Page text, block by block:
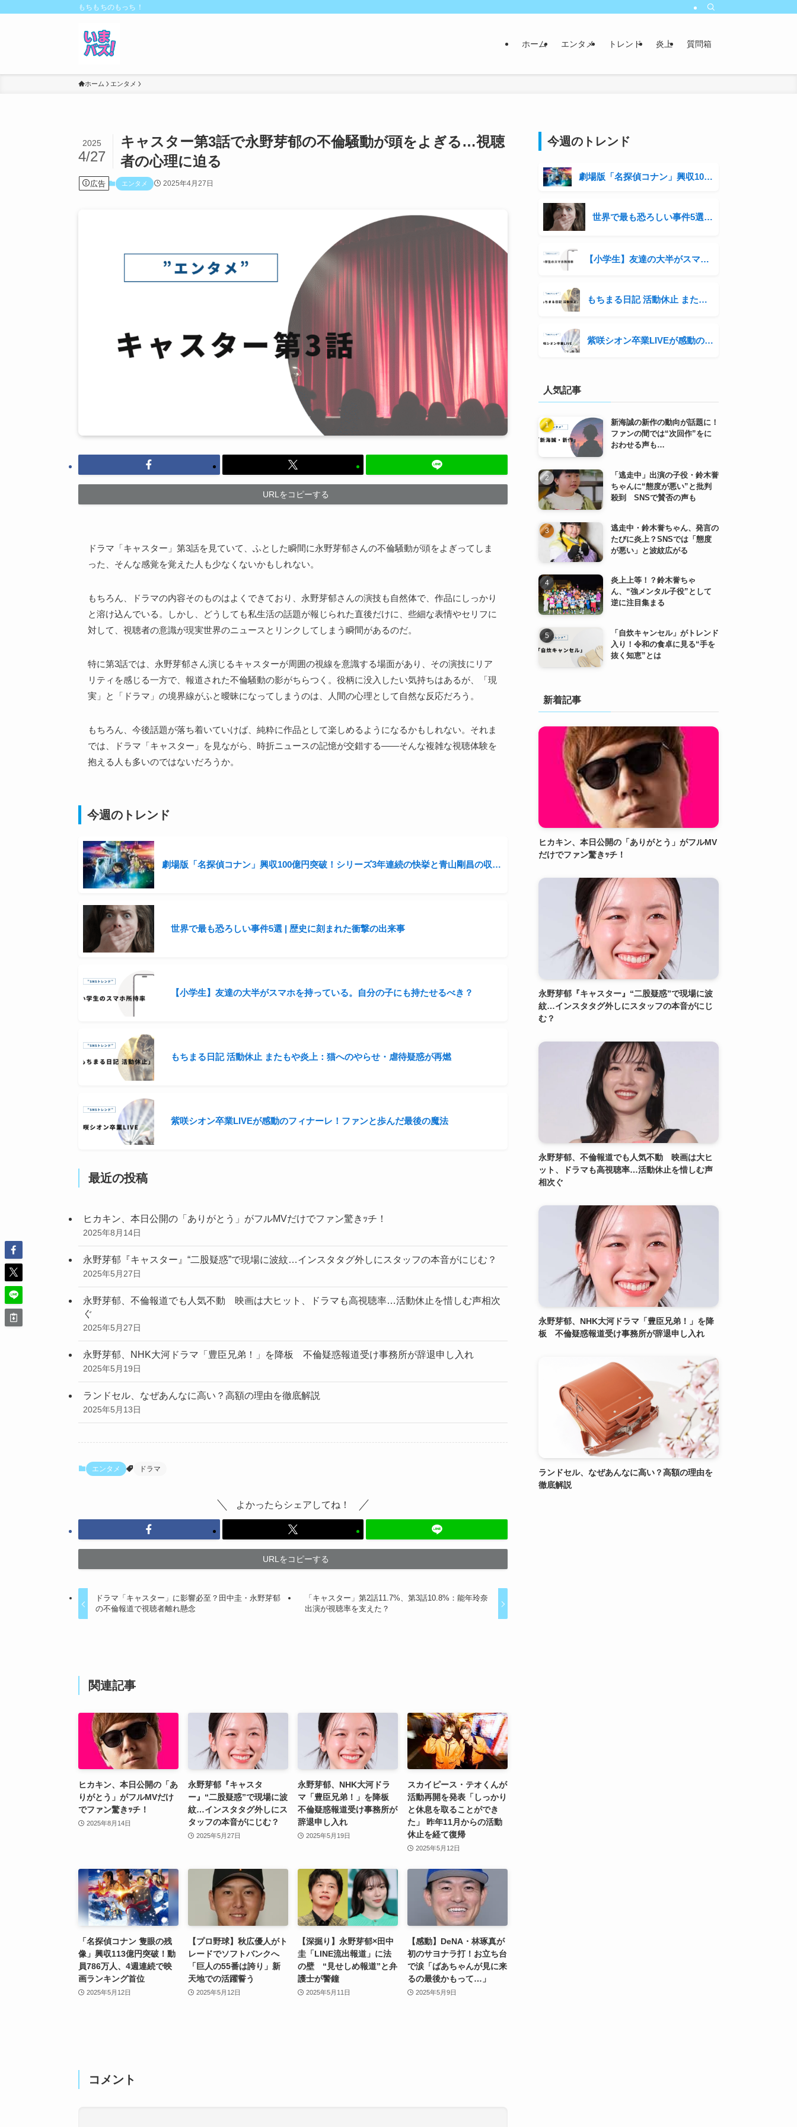
もちもちのもっち！
ホーム エンタメ トレンド 炎上 質問箱
ホーム エンタメ
キャスター第3話で永野芽郁の不倫騒動が頭をよぎる…視聴
者の心理に迫る
2025
4/27
広告 エンタメ 2025年4月27日
URLをコピーする
ドラマ「キャスター」第3話を見ていて、ふとした瞬間に永野芽郁さんの不倫騒動が頭をよぎってしま
った、そんな感覚を覚えた人も少なくないかもしれない。
もちろん、ドラマの内容そのものはよくできており、永野芽郁さんの演技も自然体で、作品にしっかり
と溶け込んでいる。しかし、どうしても私生活の話題が報じられた直後だけに、些細な表情やセリフに
対して、視聴者の意識が現実世界のニュースとリンクしてしまう瞬間があるのだ。
特に第3話では、永野芽郁さん演じるキャスターが周囲の視線を意識する場面があり、その演技にリア
リティを感じる一方で、報道された不倫騒動の影がちらつく。役柄に没入したい気持ちはあるが、「現
実」と「ドラマ」の境界線がふと曖昧になってしまうのは、人間の心理として自然な反応だろう。
もちろん、今後話題が落ち着いていけば、純粋に作品として楽しめるようになるかもしれない。それま
では、ドラマ「キャスター」を見ながら、時折ニュースの記憶が交錯する——そんな複雑な視聴体験を
抱える人も多いのではないだろうか。
今週のトレンド
劇場版「名探偵コナン」興収100億円突破！シリーズ3年連続の快挙と青山剛昌の収入事情に迫る
世界で最も恐ろしい事件5選 | 歴史に刻まれた衝撃の出来事
【小学生】友達の大半がスマホを持っている。自分の子にも持たせるべき？
もちまる日記 活動休止 またもや炎上：猫へのやらせ・虐待疑惑が再燃
紫咲シオン卒業LIVEが感動のフィナーレ！ファンと歩んだ最後の魔法
最近の投稿
ヒカキン、本日公開の「ありがとう」がフルMVだけでファン驚きｯチ！
2025年8月14日
永野芽郁『キャスター』“二股疑惑”で現場に波紋…インスタタグ外しにスタッフの本音がにじむ？
2025年5月27日
永野芽郁、不倫報道でも人気不動 映画は大ヒット、ドラマも高視聴率…活動休止を惜しむ声相次
ぐ
2025年5月27日
永野芽郁、NHK大河ドラマ「豊臣兄弟！」を降板 不倫疑惑報道受け事務所が辞退申し入れ
2025年5月19日
ランドセル、なぜあんなに高い？高額の理由を徹底解説
2025年5月13日
エンタメ ドラマ
よかったらシェアしてね！
URLをコピーする
ドラマ「キャスター」に影響必至？田中圭・永野芽郁
の不倫報道で視聴者離れ懸念
「キャスター」第2話11.7%、第3話10.8%：能年玲奈
出演が視聴率を支えた？
関連記事
ヒカキン、本日公開の「あ
りがとう」がフルMVだけ
でファン驚きｯチ！
2025年8月14日
永野芽郁『キャスタ
ー』“二股疑惑”で現場に波
紋…インスタタグ外しにス
タッフの本音がにじむ？
2025年5月27日
永野芽郁、NHK大河ドラ
マ「豊臣兄弟！」を降板
不倫疑惑報道受け事務所が
辞退申し入れ
2025年5月19日
スカイピース・テオくんが
活動再開を発表「しっかり
と休息を取ることができ
た」 昨年11月からの活動
休止を経て復帰
2025年5月12日
「名探偵コナン 隻眼の残
像」興収113億円突破！動
員786万人、4週連続で映
画ランキング首位
2025年5月12日
【プロ野球】秋広優人がト
レードでソフトバンクへ
「巨人の55番は誇り」新
天地での活躍誓う
2025年5月12日
【深掘り】永野芽郁×田中
圭「LINE流出報道」に法
の壁 “見せしめ報道”と弁
護士が警鐘
2025年5月11日
【感動】DeNA・林琢真が
初のサヨナラ打！お立ち台
で涙「ばあちゃんが見に来
るの最後かもって…」
2025年5月9日
コメント
今週のトレンド
劇場版「名探偵コナン」興収100億円突破！シリーズ3年連続の快挙と青山剛昌の収入事情に迫る
世界で最も恐ろしい事件5選 | 歴史に刻まれた衝撃の出来事
【小学生】友達の大半がスマホを持っている。自分の子にも持たせるべき？
もちまる日記 活動休止 またもや炎上：猫へのやらせ・虐待疑惑が再燃
紫咲シオン卒業LIVEが感動のフィナーレ！ファンと歩んだ最後の魔法
人気記事
新海誠の新作の動向が話題に！
ファンの間では“次回作”をに
おわせる声も…
「逃走中」出演の子役・鈴木誉
ちゃんに“態度が悪い”と批判
殺到 SNSで賛否の声も
逃走中・鈴木誉ちゃん、発言の
たびに炎上？SNSでは「態度
が悪い」と波紋広がる
炎上上等！？鈴木誉ちゃ
ん、“強メンタル子役”として
逆に注目集まる
「自炊キャンセル」がトレンド
入り！令和の食卓に見る“手を
抜く知恵”とは
新着記事
ヒカキン、本日公開の「ありがとう」がフルMV
だけでファン驚きｯチ！
永野芽郁『キャスター』“二股疑惑”で現場に波
紋…インスタタグ外しにスタッフの本音がにじ
む？
永野芽郁、不倫報道でも人気不動 映画は大ヒ
ット、ドラマも高視聴率…活動休止を惜しむ声
相次ぐ
永野芽郁、NHK大河ドラマ「豊臣兄弟！」を降
板 不倫疑惑報道受け事務所が辞退申し入れ
ランドセル、なぜあんなに高い？高額の理由を
徹底解説